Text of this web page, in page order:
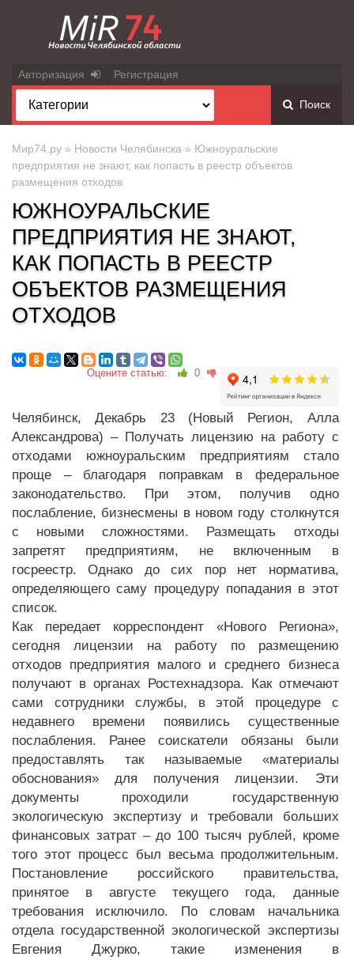
Авторизация Регистрация
Поиск
Мир74.ру » Новости Челябинска » Южноуральские
предприятия не знают, как попасть в реестр объектов
размещения отходов
ЮЖНОУРАЛЬСКИЕ
ПРЕДПРИЯТИЯ НЕ ЗНАЮТ,
КАК ПОПАСТЬ В РЕЕСТР
ОБЪЕКТОВ РАЗМЕЩЕНИЯ
ОТХОДОВ
Оцените статью: 0
Челябинск, Декабрь 23 (Новый Регион, Алла
Александрова) – Получать лицензию на работу с
отходами южноуральским предприятиям стало
проще – благодаря поправкам в федеральное
законодательство. При этом, получив одно
послабление, бизнесмены в новом году столкнутся
с новыми сложностями. Размещать отходы
запретят предприятиям, не включенным в
госреестр. Однако до сих пор нет норматива,
определяющего саму процедуру попадания в этот
список.
Как передает корреспондент «Нового Региона»,
сегодня лицензии на работу по размещению
отходов предприятия малого и среднего бизнеса
получают в органах Ростехнадзора. Как отмечают
сами сотрудники службы, в этой процедуре с
недавнего времени появились существенные
послабления. Ранее соискатели обязаны были
предоставлять так называемые «материалы
обоснования» для получения лицензии. Эти
документы проходили государственную
экологическую экспертизу и требовали больших
финансовых затрат – до 100 тысяч рублей, кроме
того этот процесс был весьма продолжительным.
Постановление российского правительства,
принятое в августе текущего года, данные
требования исключило. По словам начальника
отдела государственной экологической экспертизы
Евгения Джурко, такие изменения в